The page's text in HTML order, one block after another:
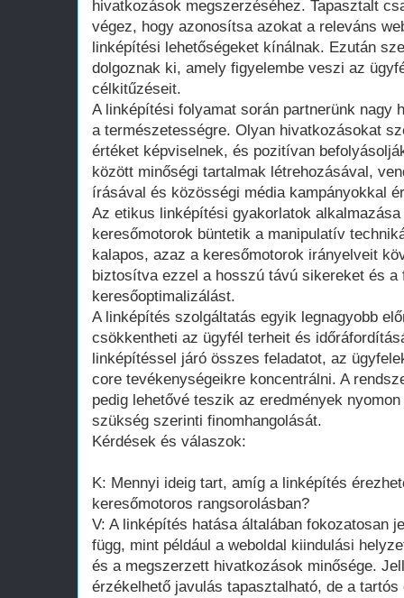
hivatkozások megszerzéséhez. Tapasztalt
végez, hogy azonosítsa azokat a releváns
linképítési lehetőségeket kínálnak. Ezután
dolgoznak ki, amely figyelembe veszi az
célkitűzéseit.
A linképítési folyamat során partnerünk nagy
a természetességre. Olyan hivatkozásokat
értéket képviselnek, és pozitívan
között minőségi tartalmak létrehozásával,
írásával és közösségi média kampányokkal
Az etikus linképítési gyakorlatok
keresőmotorok büntetik a manipulatív
kalapos, azaz a keresőmotorok irányelveit
biztosítva ezzel a hosszú távú sikereket és a
keresőoptimalizálást.
A linképítés szolgáltatás egyik legnagyobb
csökkentheti az ügyfél terheit és
linképítéssel járó összes feladatot, az
core tevékenységeikre koncentrálni. A
pedig lehetővé teszik az eredmények
szükség szerinti finomhangolását.
Kérdések és válaszok:
K: Mennyi ideig tart, amíg a linképítés
keresőmotoros rangsorolásban?
V: A linképítés hatása általában fokozatosan
függ, mint például a weboldal kiindulási
és a megszerzett hivatkozások minősége.
érzékelhető javulás tapasztalható, de a